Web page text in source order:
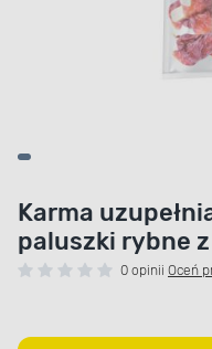
Karma
paluszki rybne
0 opinii Oceń